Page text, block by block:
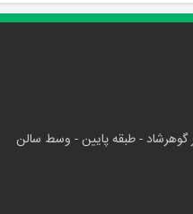
گوهرشاد - طبقه پایین - وسط سالن